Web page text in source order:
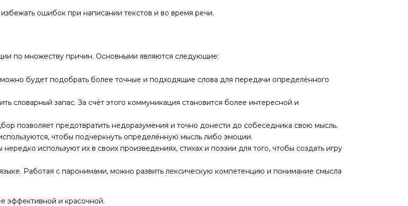
ошибок при написании текстов и во время речи.
по множеству причин. Основными являются следующие:
будет подобрать более точные и подходящие слова для передачи определённого
словарный запас. За счёт этого коммуникация становится более интересной и
позволяет предотвратить недоразумения и точно донести до собеседника свою мысль.
чтобы подчеркнуть определённую мысль либо эмоции.
используют их в своих произведениях, стихах и поэзии для того, чтобы создать игру
Работая с паронимами, можно развить лексическую компетенцию и понимание смысла
эффективной и красочной.